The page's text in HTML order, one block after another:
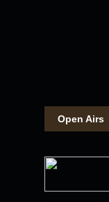
Open Airs